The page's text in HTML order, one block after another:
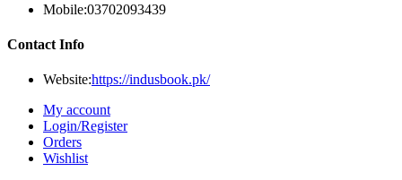
Mobile:03702093439
Contact Info
Website:https://indusbook.pk/
My account
Login/Register
Orders
Wishlist